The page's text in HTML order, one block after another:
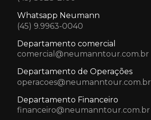
Whatsapp Neumann
(45) 9.9963-0040
Departamento comercial
comercial@neumanntour.com.br
Departamento de Operações
operacoes@neumanntour.com.br
Departamento Financeiro
financeiro@neumanntour.com.br